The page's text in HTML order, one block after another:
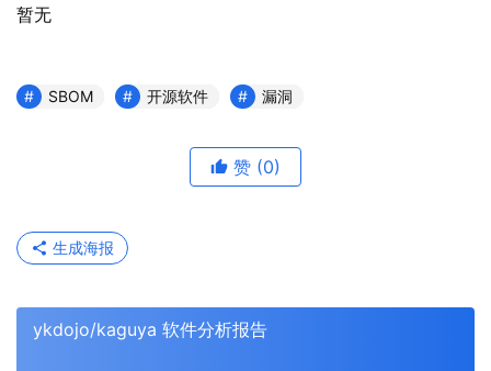
暂无
SBOM 开源软件 漏洞
赞 (0)
生成海报
ykdojo/kaguya 软件分析报告